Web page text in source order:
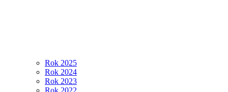
Rok 2025
Rok 2024
Rok 2023
Rok 2022